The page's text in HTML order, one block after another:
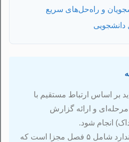
بر اساس ارتباط مستقیم با
و ارائه گزارش
انجام شود.
یک پایان‌نامه استاندارد شامل ۵ فصل مجزا است که